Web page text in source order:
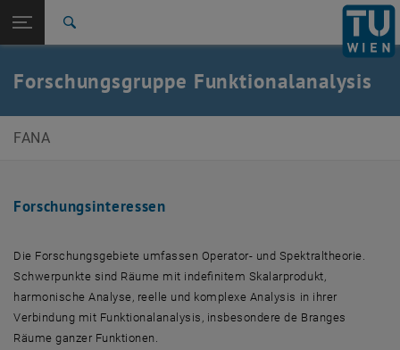
TU Login
Quicklinks
Quicklinks-Menü umschalten
Studium
Karriere
Zur 1. Menü Ebene
Forschungsgruppen
Michael Kaltenbäck
Forschungsgruppe Funktionalanalysis
FANA
Forschungsinteressen
Die Forschungsgebiete umfassen Operator- und Spektraltheorie.
Schwerpunkte sind Räume mit indefinitem Skalarprodukt,
harmonische Analyse, reelle und komplexe Analysis in ihrer
Verbindung mit Funktionalanalysis, insbesondere de Branges
Räume ganzer Funktionen.